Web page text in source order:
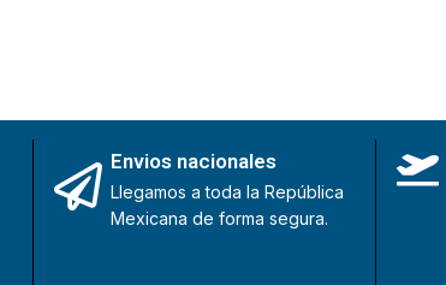
Envios nacionales
Llegamos a toda la República
Mexicana de forma segura.